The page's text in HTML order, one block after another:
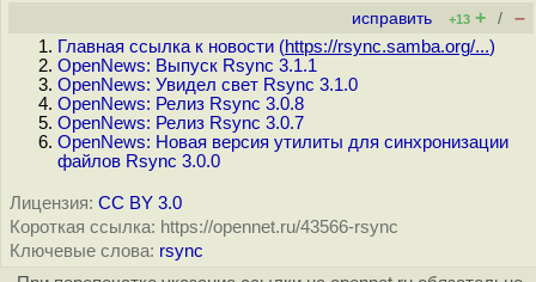
исправить +13 + / –
Главная ссылка к новости (https://rsync.samba.org/...)
OpenNews: Выпуск Rsync 3.1.1
OpenNews: Увидел свет Rsync 3.1.0
OpenNews: Релиз Rsync 3.0.8
OpenNews: Релиз Rsync 3.0.7
OpenNews: Новая версия утилиты для синхронизации
файлов Rsync 3.0.0
Лицензия: CC BY 3.0
Короткая ссылка: https://opennet.ru/43566-rsync
Ключевые слова: rsync